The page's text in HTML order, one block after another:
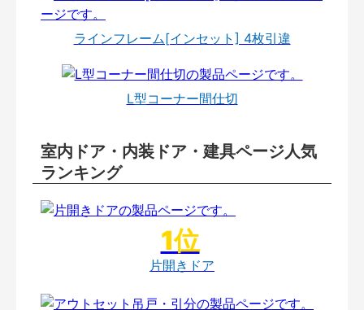
ラインフレーム[インセット] 4枚引違
L型コーナー間仕切
室内ドア・内装ドア・建具ページ人気
ランキング
片開きドア